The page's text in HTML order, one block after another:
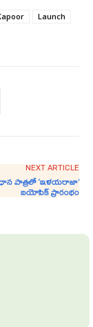
Launch
NEXT ARTICLE
పాత్రలో ‘ఇళయరాజా’
బయోపిక్ ప్రారంభం